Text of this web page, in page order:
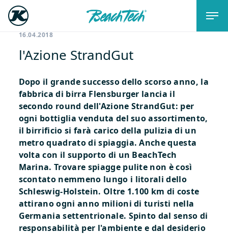
16.04.2018
l'Azione StrandGut
Dopo il grande successo dello scorso anno, la
fabbrica di birra Flensburger lancia il
secondo round dell'Azione StrandGut: per
ogni bottiglia venduta del suo assortimento,
il birrificio si farà carico della pulizia di un
metro quadrato di spiaggia. Anche questa
volta con il supporto di un BeachTech
Marina.Trovare spiagge pulite non è così
scontato nemmeno lungo i litorali dello
Schleswig-Holstein. Oltre 1.100 km di coste
attirano ogni anno milioni di turisti nella
Germania settentrionale. Spinto dal senso di
responsabilità per l'ambiente e dal desiderio